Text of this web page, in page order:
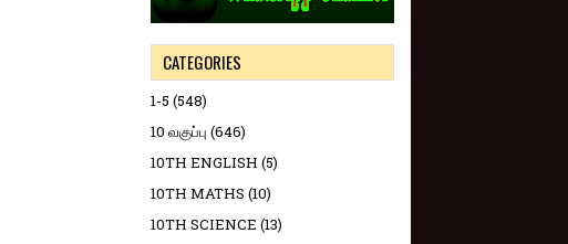
CATEGORIES
1-5 (548)
10 வகுப்பு (646)
10TH ENGLISH (5)
10TH MATHS (10)
10TH SCIENCE (13)